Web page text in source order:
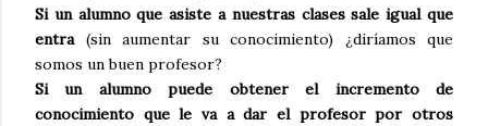
Si un alumno que asiste a nuestras clases sale igual que
entra(sin aumentar su conocimiento) ¿diríamos que
somos un buen profesor?
Si un alumno puede obtener el incremento de
conocimiento que le va a dar el profesor por otros